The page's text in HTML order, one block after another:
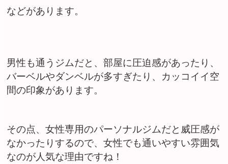
などがあります。
男性も通うジムだと、部屋に圧迫感があったり、
バーベルやダンベルが多すぎたり、カッコイイ空
間の印象があります。
その点、女性専用のパーソナルジムだと威圧感が
なかったりするので、女性でも通いやすい雰囲気
なのが人気な理由ですね！